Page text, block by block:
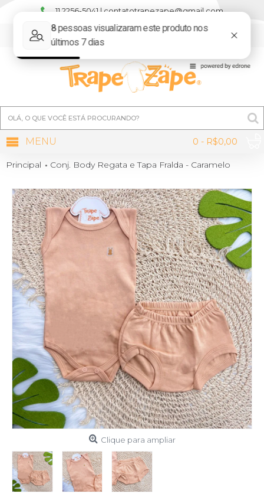
11 2256-5041 | contatotrapezape@gmail.com
MINHA CONTA
0 - R$0,00
MENU
Principal Conj. Body Regata e Tapa Fralda - Caramelo
Clique para ampliar